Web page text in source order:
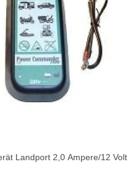
Landport 2,0 Ampere/12 Volt